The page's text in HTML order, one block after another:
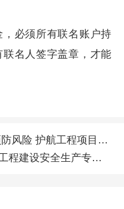
必须所有联名账户持
名人签字盖章，才能
险 护航工程项目建设
安全生产专项整治工作